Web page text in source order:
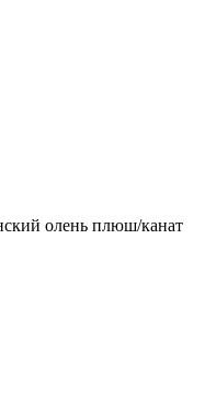
олень плюш/канат